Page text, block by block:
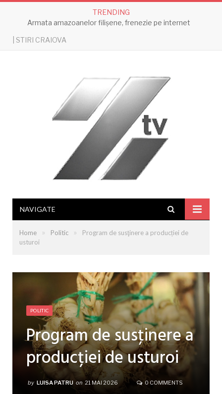
TRENDING
Armata amazoanelor filișene, frenezie pe internet
| STIRI CRAIOVA
NAVIGATE
Home » Politic »
Program de susţinere a producției de
usturoi
POLITIC
Program de susţinere a
producției de usturoi
by LUISA PATRU on 21 MAI 2026 0 COMMENTS